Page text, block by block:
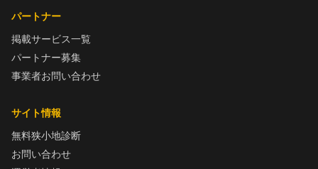
パートナー
掲載サービス一覧
パートナー募集
事業者お問い合わせ
サイト情報
無料狭小地診断
お問い合わせ